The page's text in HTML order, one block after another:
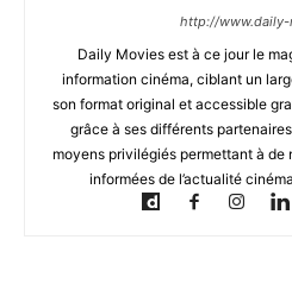
http://www.daily-
Daily Movies est à ce jour le
information cinéma, ciblant un
son format original et accessible
grâce à ses différents
moyens privilégiés permettant à de
informées de l’actualité